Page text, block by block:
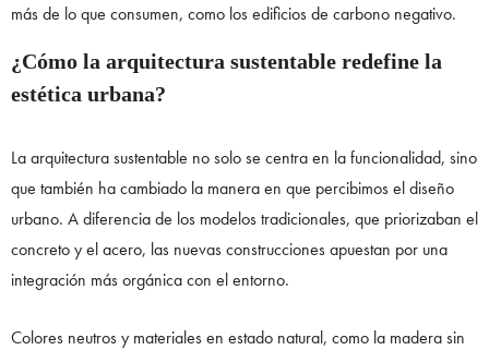
más de lo que consumen, como los edificios de carbono negativo.
¿Cómo la arquitectura sustentable redefine la
estética urbana?
La arquitectura sustentable no solo se centra en la funcionalidad, sino
que también ha cambiado la manera en que percibimos el diseño
urbano. A diferencia de los modelos tradicionales, que priorizaban el
concreto y el acero, las nuevas construcciones apuestan por una
integración más orgánica con el entorno.
Colores neutros y materiales en estado natural, como la madera sin